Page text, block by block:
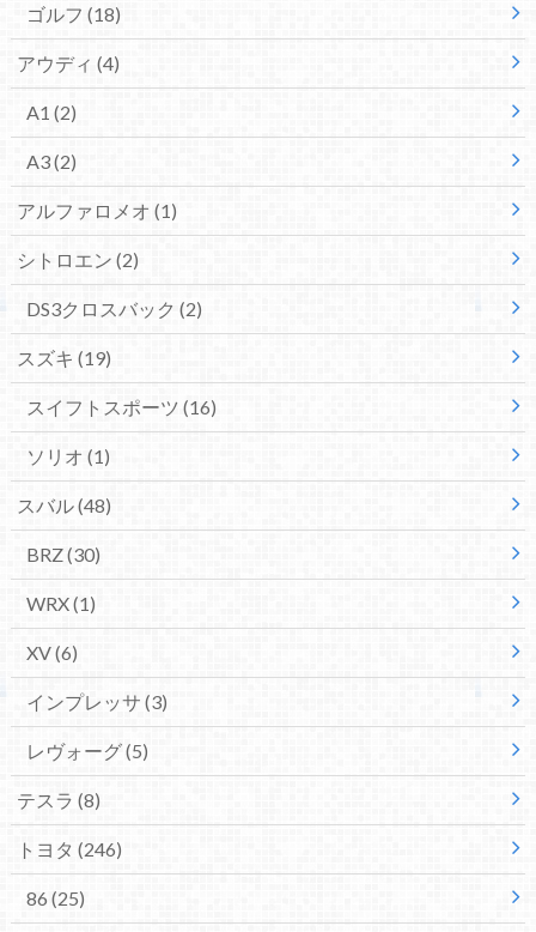
ゴルフ (18)
アウディ (4)
A1 (2)
A3(2)
アルファロメオ (1)
シトロエン (2)
DS3クロスバック (2)
スズキ (19)
スイフトスポーツ (16)
ソリオ (1)
スバル(48)
BRZ(30)
WRX(1)
XV(6)
インプレッサ (3)
レヴォーグ(5)
テスラ (8)
トヨタ (246)
86(25)